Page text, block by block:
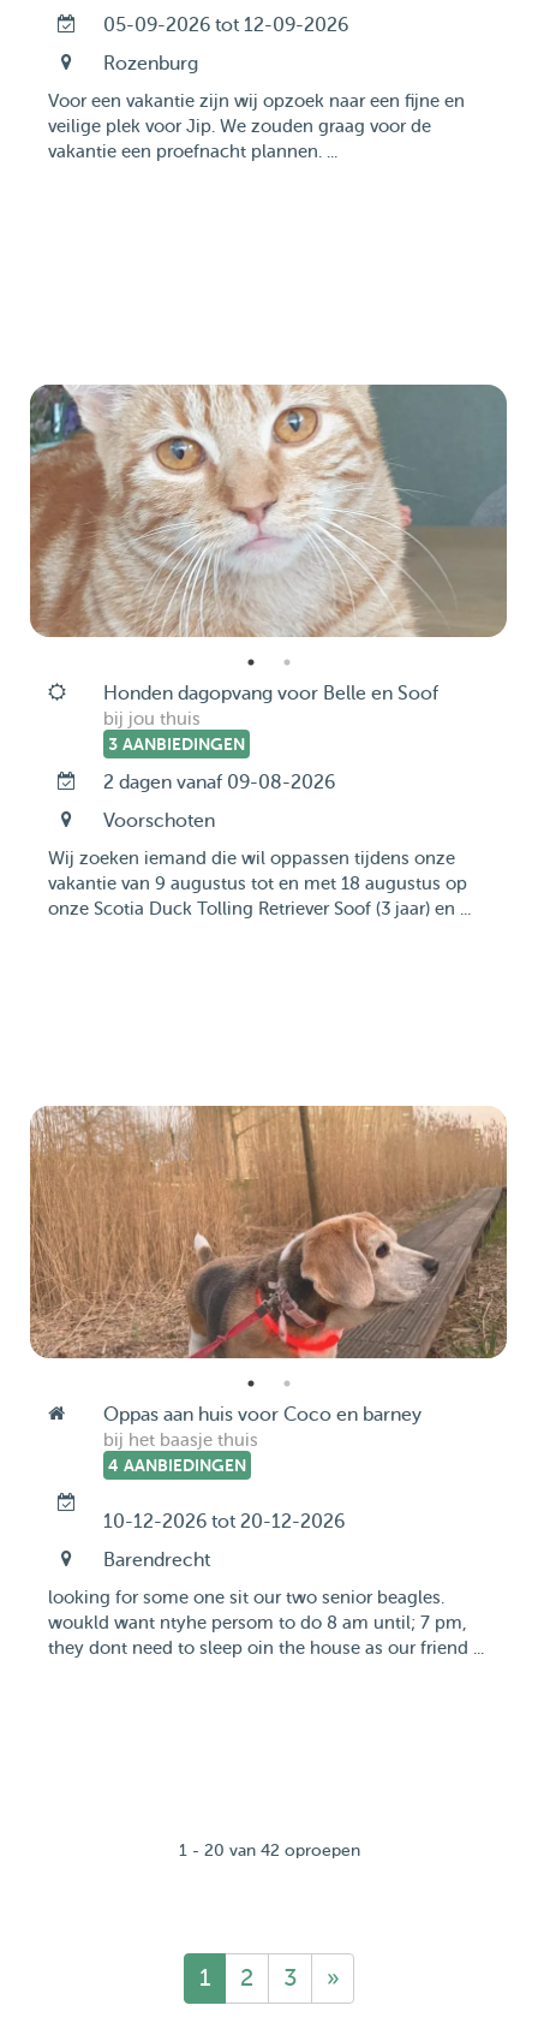
05-09-2026 tot 12-09-2026
Rozenburg
Voor een vakantie zijn wij opzoek naar een fijne en
veilige plek voor Jip. We zouden graag voor de
vakantie een proefnacht plannen. ...
Honden dagopvang voor Belle en Soof
bij jou thuis
3 AANBIEDINGEN
2 dagen vanaf 09-08-2026
Voorschoten
Wij zoeken iemand die wil oppassen tijdens onze
vakantie van 9 augustus tot en met 18 augustus op
onze Scotia Duck Tolling Retriever Soof (3 jaar) en ...
Oppas aan huis voor Coco en barney
bij het baasje thuis
4 AANBIEDINGEN
10-12-2026 tot 20-12-2026
Barendrecht
looking for some one sit our two senior beagles.
woukld want ntyhe persom to do 8 am until; 7 pm,
they dont need to sleep oin the house as our friend ...
1 - 20 van 42 oproepen
1 2 3 »